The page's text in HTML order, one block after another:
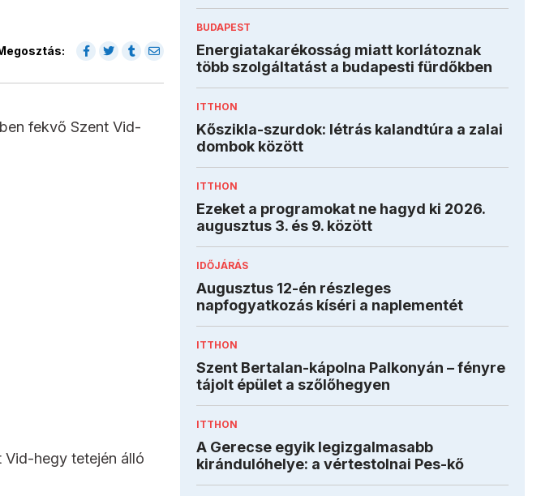
fekvő Szent Vid-
hegy tetején álló
BUDAPEST
Energiatakarékosság miatt korlátoznak
több szolgáltatást a budapesti fürdőkben
ITTHON
Kőszikla-szurdok: létrás kalandtúra a zalai
dombok között
ITTHON
Ezeket a programokat ne hagyd ki 2026.
augusztus 3. és 9. között
IDŐJÁRÁS
Augusztus 12-én részleges
napfogyatkozás kíséri a naplementét
ITTHON
Szent Bertalan-kápolna Palkonyán – fényre
tájolt épület a szőlőhegyen
ITTHON
A Gerecse egyik legizgalmasabb
kirándulóhelye: a vértestolnai Pes-kő